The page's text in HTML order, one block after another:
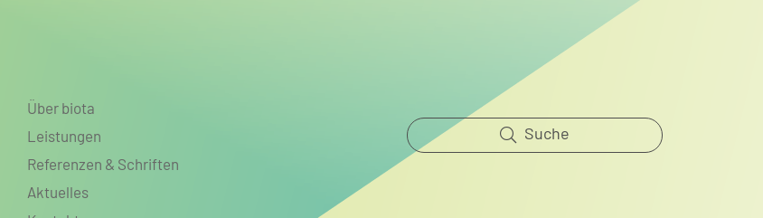
Über biota
Leistungen
Referenzen & Schriften
Aktuelles
Suche